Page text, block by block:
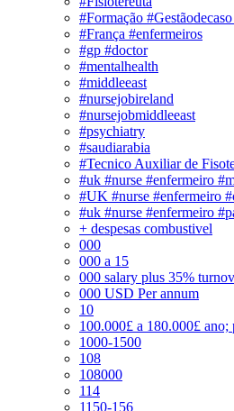
#Formação
#França #enfermeiros
#gp #doctor
#mentalhealth
#middleeast
#nursejobireland
#nursejobmiddleeast
#psychiatry
#saudiarabia
#Tecnico Auxiliar de
#uk #nurse #enfermeiro
#UK #nurse #enfermeiro
#uk #nurse #enfermeiro
+ despesas combustivel
000
000 a 15
000 salary plus 35%
000 USD Per annum
10
100.000£ a 180.000£
1000-1500
108
108000
114
1150-156